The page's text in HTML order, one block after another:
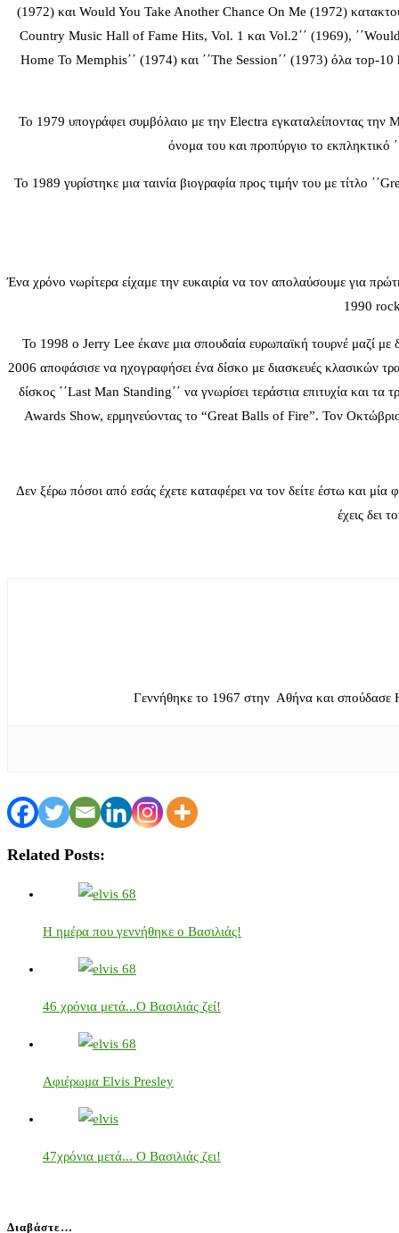
(1972) και Would You Take Another Chance On Me (1972)
Country Music Hall of Fame Hits, Vol. 1 και Vol.2΄΄ (1969),
Home To Memphis΄΄ (1974) και ΄΄The Session΄΄ (1973) όλα τop-10
Το 1979 υπογράφει συμβόλαιο με την Electra εγκαταλείποντας την
όνομα του και προπύργιο το εκπληκτικό
Το 1989 γυρίστηκε μια ταινία βιογραφία προς τιμήν του με τίτλο
Ένα χρόνο νωρίτερα είχαμε την ευκαιρία να τον απολαύσουμε για
1990
Το 1998 ο Jerry Lee έκανε μια σπουδαία ευρωπαϊκή τουρνέ μαζί
2006 αποφάσισε να ηχογραφήσει ένα δίσκο με διασκευές
δίσκος ΄΄Last Man Standing΄΄ να γνωρίσει τεράστια επιτυχία
Awards Show, ερμηνεύοντας το “Great Balls of Fire”. Τον
Δεν ξέρω πόσοι από εσάς έχετε καταφέρει να τον δείτε έστω και
έχεις δει
Γεννήθηκε το 1967 στην Αθήνα και σπούδασε
Related Posts:
Η ημέρα που γεννήθηκε ο Βασιλιάς!
46 χρόνια μετά...Ο Βασιλιάς ζεί!
Αφιέρωμα Elvis Presley
47χρόνια μετά... Ο Βασιλιάς ζει!
Διαβάστε…